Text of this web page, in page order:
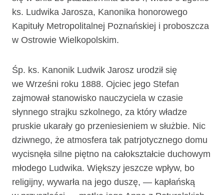
ks. Ludwika Jarosza, Kanonika honorowego
Kapituły Metro­politalnej Poznańskiej i proboszcza
w Ostrowie Wielkopolskim.
Śp. ks. Kanonik Ludwik Jarosz urodził się
we Wrześni roku 1888. Ojciec jego Stefan
zajmował stanowisko nauczyciela w czasie
słynnego strajku szkolnego, za który władze
pruskie ukarały go przeniesieniem w służbie. Nic
dziwnego, że atmo­sfera tak patrjotycznego domu
wycisnęła silne piętno na całokształcie duchowym
młodego Ludwika. Większy jeszcze wpływ, bo
religijny, wywarła na jego duszę, — kapłańską